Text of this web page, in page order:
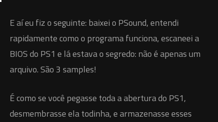
E aí eu fiz o seguinte: baixei o PSound, entendi
rapidamente como o programa funciona, escaneei a
BIOS do PS1 e lá estava o segredo: não é apenas um
arquivo. São 3 samples!
É como se você pegasse toda a abertura do PS1,
desmembrasse ela todinha, e armazenasse esses